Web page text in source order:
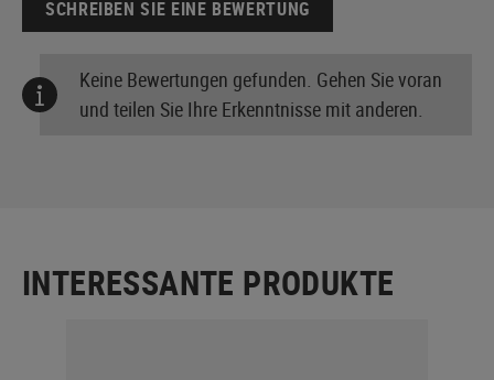
SCHREIBEN SIE EINE BEWERTUNG
Keine Bewertungen gefunden. Gehen Sie voran
und teilen Sie Ihre Erkenntnisse mit anderen.
INTERESSANTE PRODUKTE